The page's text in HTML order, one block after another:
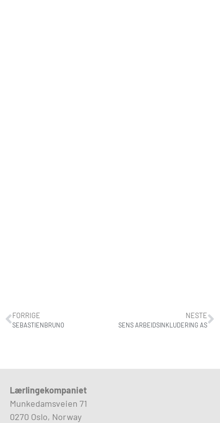
FORRIGE
SEBASTIENBRUNO
NESTE
SENS ARBEIDSINKLUDERING AS
Lærlingekompaniet
Munkedamsveien 71
0270 Oslo, Norway